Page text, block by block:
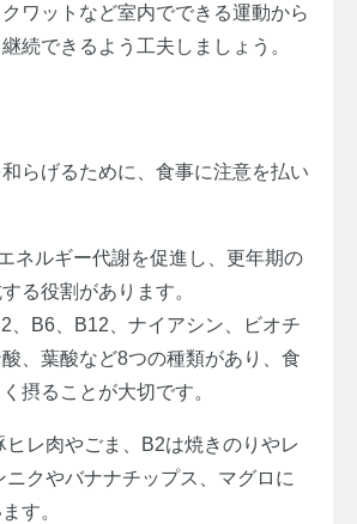
ワットなど室内でできる運動から
続できるよう工夫しましょう。
らげるために、食事に注意を払い
ネルギー代謝を促進し、更年期の
る役割があります。
、B6、B12、ナイアシン、ビオチ
、葉酸など8つの種類があり、食
摂ることが大切です。
ヒレ肉やごま、B2は焼きのりやレ
クやバナナチップス、マグロに
す。